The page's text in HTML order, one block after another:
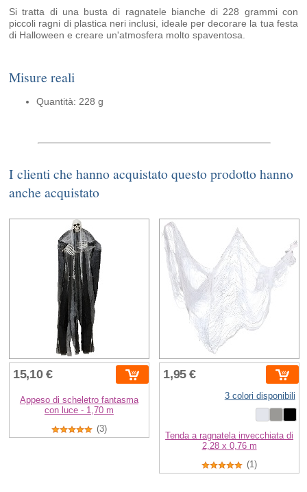
Si tratta di una busta di ragnatele bianche di 228 grammi con
piccoli ragni di plastica neri inclusi, ideale per decorare la tua festa
di Halloween e creare un'atmosfera molto spaventosa.
Misure reali
Quantità: 228 g
I clienti che hanno acquistato questo prodotto hanno
anche acquistato
15,10 €
Appeso di scheletro fantasma
con luce - 1,70 m
(3)
1,95 €
3 colori disponibili
Tenda a ragnatela invecchiata di
2,28 x 0,76 m
(1)